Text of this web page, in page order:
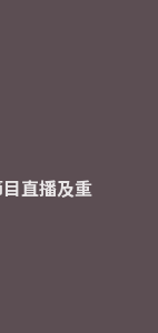
直播及重